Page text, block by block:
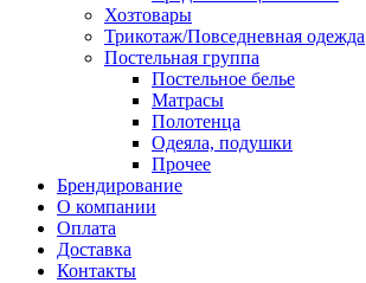
Хозтовары
Трикотаж/Повседневная одежда
Постельная группа
Постельное белье
Матрасы
Полотенца
Одеяла, подушки
Прочее
Брендирование
О компании
Оплата
Доставка
Контакты